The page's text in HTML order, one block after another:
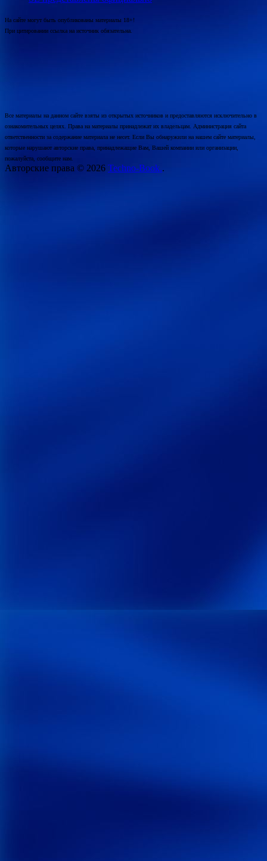
На сайте могут быть опубликованы материалы 18+!
При цитировании ссылка на источник обязательна.
Все материалы на данном сайте взяты из открытых источников и предоставляются исключительно в
ознакомительных целях. Права на материалы принадлежат их владельцам. Администрация сайта
ответственности за содержание материала не несет. Если Вы обнаружили на нашем сайте материалы,
которые нарушают авторские права, принадлежащие Вам, Вашей компании или организации,
пожалуйста, сообщите нам.
Авторские права © 2026 Techno-Book..